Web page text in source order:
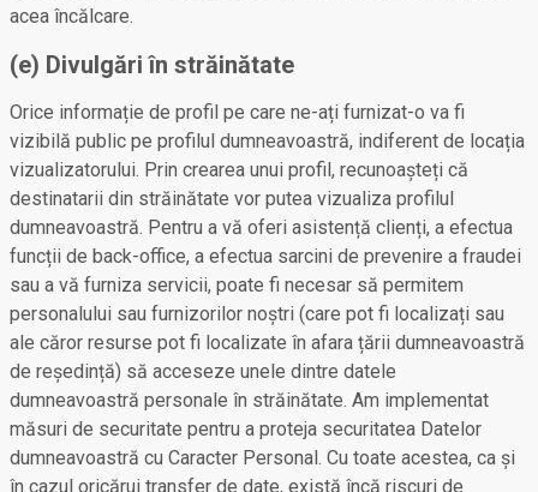
acea încălcare.
(e) Divulgări în străinătate
Orice informație de profil pe care ne-ați furnizat-o va fi
vizibilă public pe profilul dumneavoastră, indiferent de locația
vizualizatorului. Prin crearea unui profil, recunoașteți că
destinatarii din străinătate vor putea vizualiza profilul
dumneavoastră. Pentru a vă oferi asistență clienți, a efectua
funcții de back-office, a efectua sarcini de prevenire a fraudei
sau a vă furniza servicii, poate fi necesar să permitem
personalului sau furnizorilor noștri (care pot fi localizați sau
ale căror resurse pot fi localizate în afara țării dumneavoastră
de reședință) să acceseze unele dintre datele
dumneavoastră personale în străinătate. Am implementat
măsuri de securitate pentru a proteja securitatea Datelor
dumneavoastră cu Caracter Personal. Cu toate acestea, ca și
în cazul oricărui transfer de date, există încă riscuri de